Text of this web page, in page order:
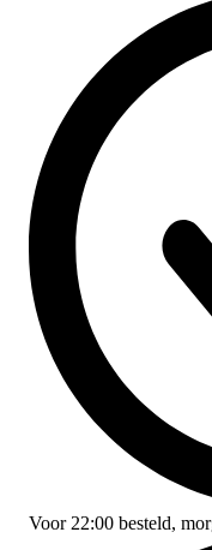
Voor 22:00 besteld,